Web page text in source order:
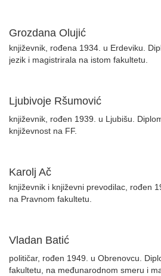
Grozdana Olujić
književnik, rođena 1934. u Erdeviku.
jezik i magistrirala na istom fakultetu.
Ljubivoje Ršumović
književnik, rođen 1939. u Ljubišu.
književnost na FF.
Karolj Ač
književnik i književni prevodilac, rođen
na Pravnom fakultetu.
Vladan Batić
političar, rođen 1949. u Obrenovcu.
fakultetu, na međunarodnom smeru i